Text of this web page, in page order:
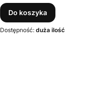
Do koszyka
Dostępność: duża ilość